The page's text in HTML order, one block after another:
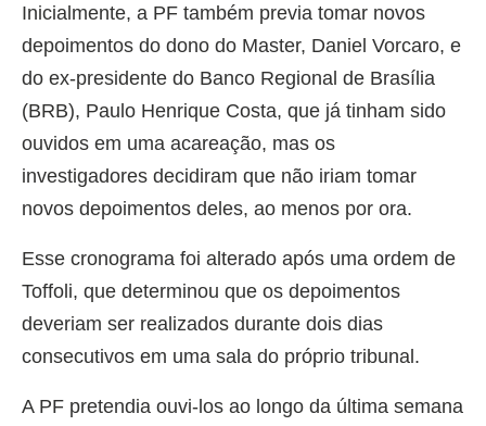
Inicialmente, a PF também previa tomar novos
depoimentos do dono do Master, Daniel Vorcaro, e
do ex-presidente do Banco Regional de Brasília
(BRB), Paulo Henrique Costa, que já tinham sido
ouvidos em uma acareação, mas os
investigadores decidiram que não iriam tomar
novos depoimentos deles, ao menos por ora.
Esse cronograma foi alterado após uma ordem de
Toffoli, que determinou que os depoimentos
deveriam ser realizados durante dois dias
consecutivos em uma sala do próprio tribunal.
A PF pretendia ouvi-los ao longo da última semana